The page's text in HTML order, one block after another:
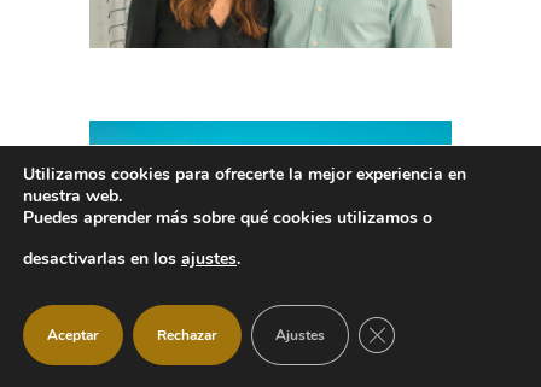
Utilizamos cookies para ofrecerte la mejor experiencia en
nuestra web.
Puedes aprender más sobre qué cookies utilizamos o
desactivarlas en los ajustes.
Aceptar Rechazar Ajustes CERRAR EL